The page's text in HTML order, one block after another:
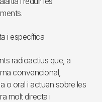
i específica
radioactius que, a
convencional,
o oral i actuen sobre les
molt directa i